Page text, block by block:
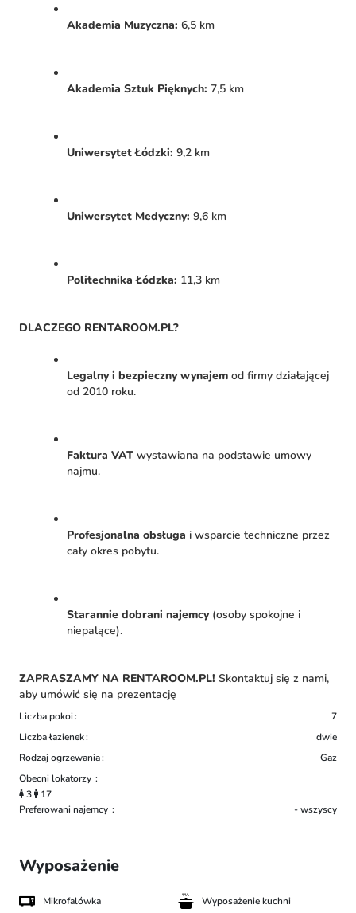
Akademia Muzyczna: 6,5 km
Akademia Sztuk Pięknych: 7,5 km
Uniwersytet Łódzki: 9,2 km
Uniwersytet Medyczny: 9,6 km
Politechnika Łódzka: 11,3 km
DLACZEGO RENTAROOM.PL?
Legalny i bezpieczny wynajem od firmy działającej
od 2010 roku.
Faktura VAT wystawiana na podstawie umowy
najmu.
Profesjonalna obsługa i wsparcie techniczne przez
cały okres pobytu.
Starannie dobrani najemcy (osoby spokojne i
niepalące).
ZAPRASZAMY NA RENTAROOM.PL! Skontaktuj się z nami,
aby umówić się na prezentację
Liczba pokoi
7
Liczba łazienek
dwie
Rodzaj ogrzewania
Gaz
Obecni lokatorzy
3
17
Preferowani najemcy
- wszyscy
Wyposażenie
Mikrofalówka Wyposażenie kuchni